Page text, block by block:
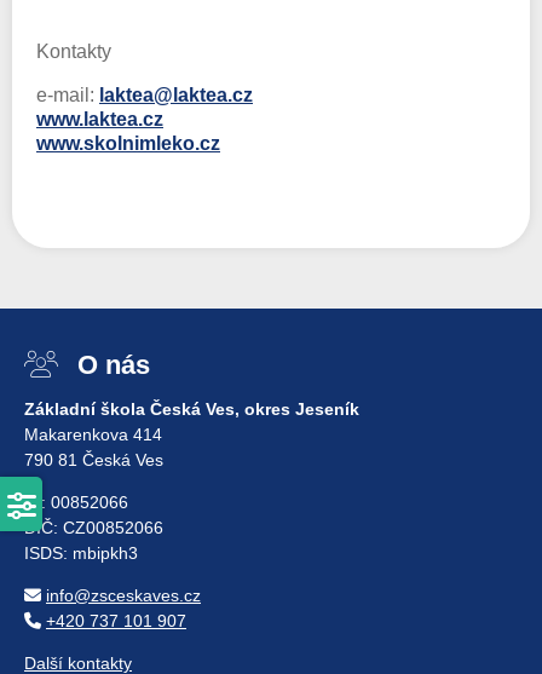
Kontakty
e-mail: laktea@laktea.cz
www.laktea.cz
www.skolnimleko.cz
O nás
Základní škola Česká Ves, okres Jeseník
Makarenkova 414
790 81 Česká Ves
IČ: 00852066
DIČ: CZ00852066
ISDS: mbipkh3
info@zsceskaves.cz
+420 737 101 907
Další kontakty